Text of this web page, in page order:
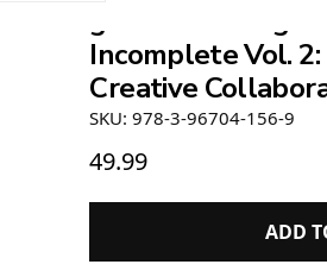
gestalten x
Incomplete Vol.
Creative
SKU: 978-3-96704-156-9
49.99
ADD